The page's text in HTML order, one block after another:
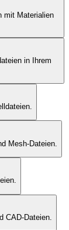
mit Materialien
in Ihrem
Mesh-Dateien.
CAD-Dateien.